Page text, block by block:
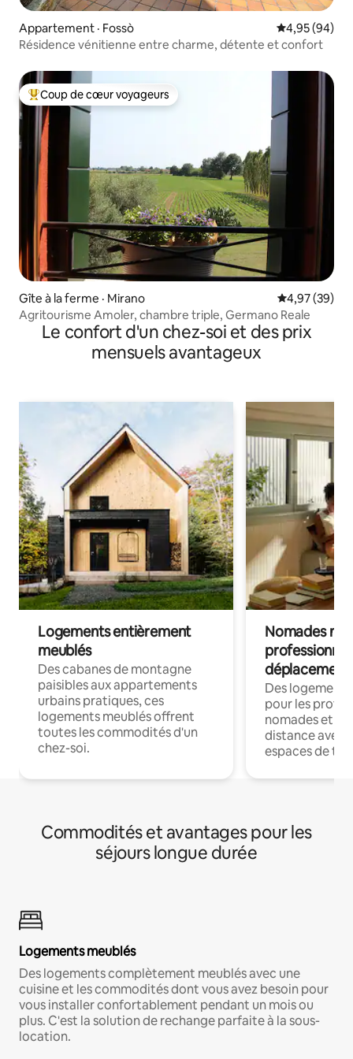
Appartement · Fossò Note
4,95 (94)
Résidence vénitienne entre charme, détente et confort
Coup de cœur voyageurs parmi les plus aimés
Coup de cœur voyageurs
Gîte à la ferme · Mirano Note
4,97 (39)
Agritourisme Amoler, chambre triple, Germano Reale
Le confort d'un chez-soi et des prix
mensuels avantageux
Logements entièrement
meublés
Des cabanes de montagne
paisibles aux appartements
urbains pratiques, ces
logements meublés offrent
toutes les commodités d'un
chez-soi.
Nomades
déplacement
Des
pour les
nomades et
distance avec
espaces de
Commodités et avantages pour les
séjours longue durée
Logements meublés
Des logements complètement meublés avec une
cuisine et les commodités dont vous avez besoin pour
vous installer confortablement pendant un mois ou
plus. C'est la solution de rechange parfaite à la sous-
location.